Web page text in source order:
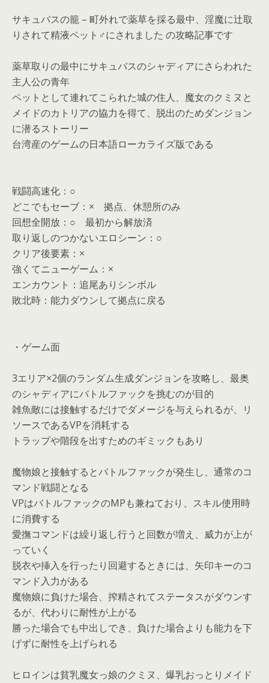
サキュバスの籠 – 町外れで薬草を採る最中、淫魔に辻取
りされて精液ペット♂にされました の攻略記事です
薬草取りの最中にサキュバスのシャディアにさらわれた
主人公の青年
ペットとして連れてこられた城の住人、魔女のクミヌと
メイドのカトリアの協力を得て、脱出のためダンジョン
に潜るストーリー
台湾産のゲームの日本語ローカライズ版である
戦闘高速化：○
どこでもセーブ：× 拠点、休憩所のみ
回想全開放：○ 最初から解放済
取り返しのつかないエロシーン：○
クリア後要素：×
強くてニューゲーム：×
エンカウント：追尾ありシンボル
敗北時：能力ダウンして拠点に戻る
・ゲーム面
3エリア×2個のランダム生成ダンジョンを攻略し、最奥
のシャディアにバトルファックを挑むのが目的
雑魚敵には接触するだけでダメージを与えられるが、リ
ソースであるVPを消耗する
トラップや階段を出すためのギミックもあり
魔物娘と接触するとバトルファックが発生し、通常のコ
マンド戦闘となる
VPはバトルファックのMPも兼ねており、スキル使用時
に消費する
愛撫コマンドは繰り返し行うと回数が増え、威力が上が
っていく
脱衣や挿入を行ったり回避するときには、矢印キーのコ
マンド入力がある
魔物娘に負けた場合、搾精されてステータスがダウンす
るが、代わりに耐性が上がる
勝った場合でも中出しでき、負けた場合よりも能力を下
げずに耐性を上げられる
ヒロインは貧乳魔女っ娘のクミヌ、爆乳おっとりメイド